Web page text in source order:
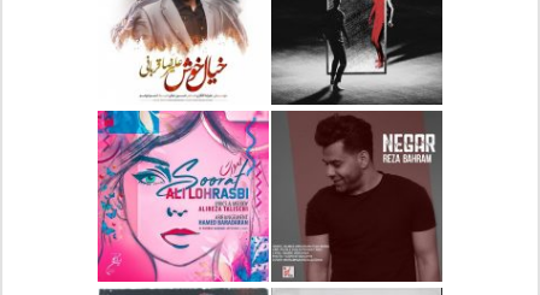
دانلود آلبوم جدید سیروان
خسروی بنام مونولوگ
دانلود آهنگ جدید علیرضا
قربانی بنام خیال خوش